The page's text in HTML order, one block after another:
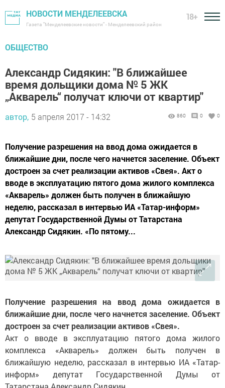
НОВОСТИ МЕНДЕЛЕЕВСКА
Газета "Менделеевские новости" - Менделеевский район
18+
ОБЩЕСТВО
Александр Сидякин: "В ближайшее
время дольщики дома № 5 ЖК
„Акварель“ получат ключи от квартир"
автор, 5 апреля 2017 - 14:32 860 0 0
Получение разрешения на ввод дома ожидается в
ближайшие дни, после чего начнется заселение. Объект
достроен за счет реализации активов «Свея». Акт о
вводе в эксплуатацию пятого дома жилого комплекса
«Акварель» должен быть получен в ближайшую
неделю, рассказал в интервью ИА «Татар-информ»
депутат Государственной Думы от Татарстана
Александр Сидякин. «По пятому...
Получение разрешения на ввод дома ожидается в
ближайшие дни, после чего начнется заселение. Объект
достроен за счет реализации активов «Свея».
Акт о вводе в эксплуатацию пятого дома жилого
комплекса «Акварель» должен быть получен в
ближайшую неделю, рассказал в интервью ИА «Татар-
информ» депутат Государственной Думы от